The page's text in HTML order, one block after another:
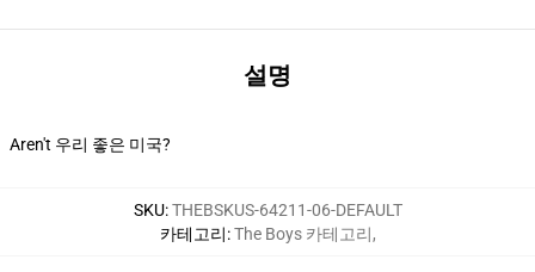
설명
Aren't 우리 좋은 미국?
SKU:THEBSKUS-64211-06-DEFAULT
카테고리:The Boys 카테고리,